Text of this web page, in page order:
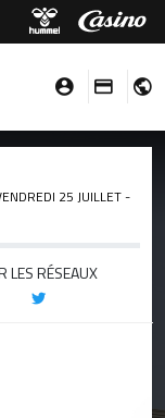
25 JUILLET -
LES RÉSEAUX